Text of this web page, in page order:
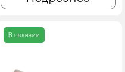
В наличии